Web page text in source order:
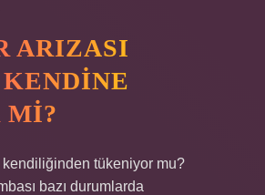
ARIZASI
MI?
kendiliğinden tükeniyor mu?
bazı durumlarda